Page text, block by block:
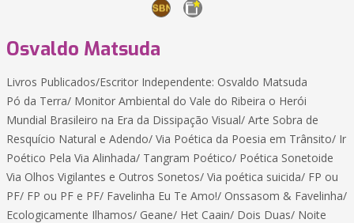
Osvaldo Matsuda
Livros Publicados/Escritor Independente: Osvaldo Matsuda
Pó da Terra/ Monitor Ambiental do Vale do Ribeira o Herói
Mundial Brasileiro na Era da Dissipação Visual/ Arte Sobra de
Resquício Natural e Adendo/ Via Poética da Poesia em Trânsito/ Ir
Poético Pela Via Alinhada/ Tangram Poético/ Poética Sonetoide
Via Olhos Vigilantes e Outros Sonetos/ Via poética suicida/ FP ou
PF/ FP ou PF e PF/ Favelinha Eu Te Amo!/ Onssasom & Favelinha/
Ecologicamente Ilhamos/ Geane/ Het Caain/ Dois Duas/ Noite